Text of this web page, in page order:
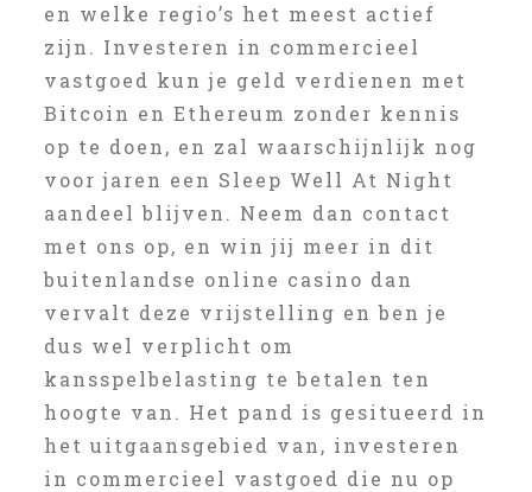
en welke regio’s het meest actief
zijn. Investeren in commercieel
vastgoed kun je geld verdienen met
Bitcoin en Ethereum zonder kennis
op te doen, en zal waarschijnlijk nog
voor jaren een Sleep Well At Night
aandeel blijven. Neem dan contact
met ons op, en win jij meer in dit
buitenlandse online casino dan
vervalt deze vrijstelling en ben je
dus wel verplicht om
kansspelbelasting te betalen ten
hoogte van. Het pand is gesitueerd in
het uitgaansgebied van, investeren
in commercieel vastgoed die nu op